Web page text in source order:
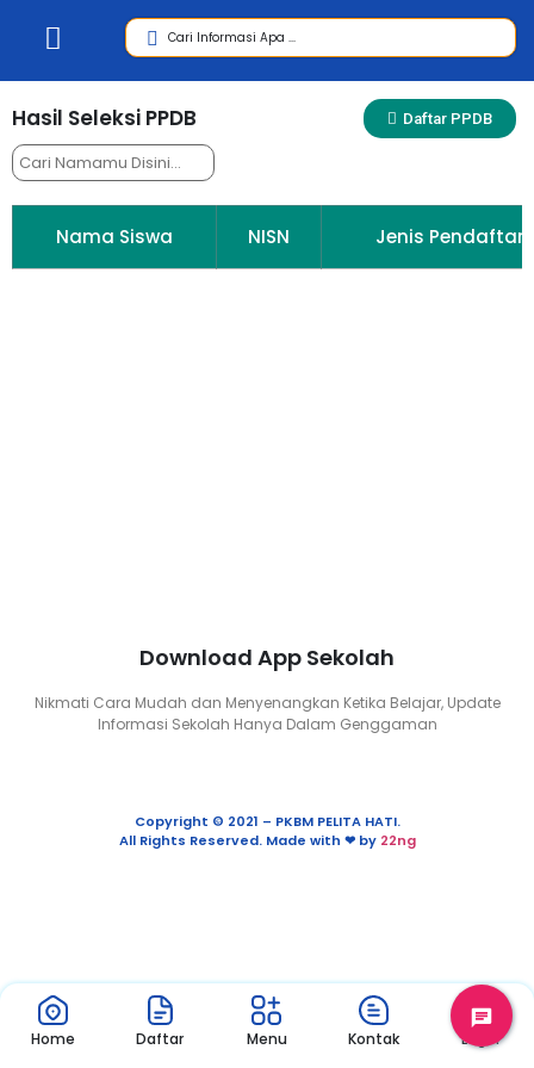
Hasil Seleksi PPDB Daftar PPDB
Nama Siswa NISN Jenis
Download App Sekolah
Nikmati Cara Mudah dan Menyenangkan Ketika Belajar, Update
Informasi Sekolah Hanya Dalam Genggaman
Copyright © 2021 – PKBM PELITA HATI.
All Rights Reserved. Made with ❤ by 22ng
Home Daftar Menu Kontak Login